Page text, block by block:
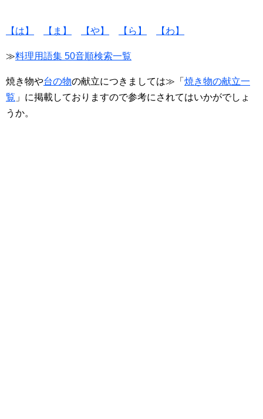
【は】 【ま】 【や】 【ら】 【わ】
≫料理用語集 50音順検索一覧
焼き物や台の物の献立につきましては≫「 焼き物の献立一
覧 」に掲載しておりますので参考にされてはいかがでしょ
うか。